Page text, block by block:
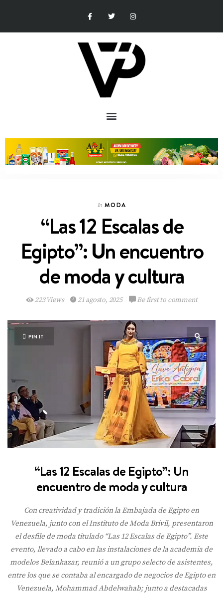
In MODA
“Las 12 Escalas de
Egipto”: Un encuentro
de moda y cultura
223 Views 21 agosto, 2025 Be first to comment
PIN IT
“Las 12 Escalas de Egipto”: Un
encuentro de moda y cultura
Con creatividad y tradición la Embajada de Egipto en
Venezuela, junto con el Instituto de Moda Brivil, presentaron
el desfile de moda titulado “Las 12 Escalas de Egipto”. Este
evento, llevado a cabo en las instalaciones de la academia de
modelos Belankazar, reunió a un grupo selecto de asistentes,
entre los que se contaba al encargado de negocios de Egipto en
Venezuela, Mohammad Abdelwahab; junto a destacadas